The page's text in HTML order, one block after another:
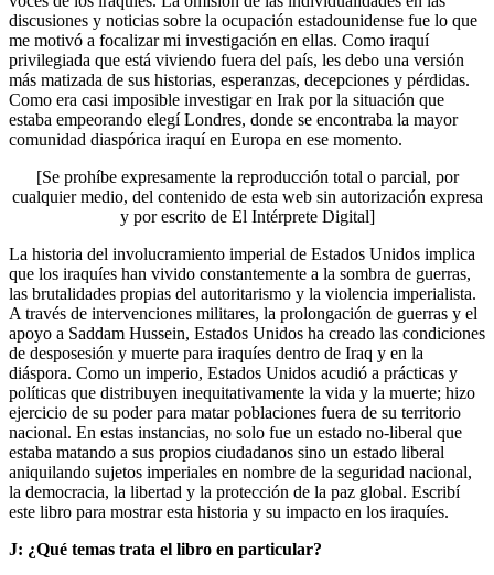
discusiones y noticias sobre la ocupación estadounidense fue lo que
me motivó a focalizar mi investigación en ellas. Como iraquí
privilegiada que está viviendo fuera del país, les debo una versión
más matizada de sus historias, esperanzas, decepciones y pérdidas.
Como era casi imposible investigar en Irak por la situación que
estaba empeorando elegí Londres, donde se encontraba la mayor
comunidad diaspórica iraquí en Europa en ese momento.
[Se prohíbe expresamente la reproducción total o parcial, por
cualquier medio, del contenido de esta web sin autorización expresa
y por escrito de El Intérprete Digital]
La historia del involucramiento imperial de Estados Unidos implica
que los iraquíes han vivido constantemente a la sombra de guerras,
las brutalidades propias del autoritarismo y la violencia imperialista.
A través de intervenciones militares, la prolongación de guerras y el
apoyo a Saddam Hussein, Estados Unidos ha creado las condiciones
de desposesión y muerte para iraquíes dentro de Iraq y en la
diáspora. Como un imperio, Estados Unidos acudió a prácticas y
políticas que distribuyen inequitativamente la vida y la muerte; hizo
ejercicio de su poder para matar poblaciones fuera de su territorio
nacional. En estas instancias, no solo fue un estado no-liberal que
estaba matando a sus propios ciudadanos sino un estado liberal
aniquilando sujetos imperiales en nombre de la seguridad nacional,
la democracia, la libertad y la protección de la paz global. Escribí
este libro para mostrar esta historia y su impacto en los iraquíes.
J: ¿Qué temas trata el libro en particular?